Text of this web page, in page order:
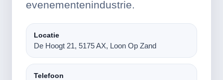
evenementenindustrie.
Locatie
De Hoogt 21, 5175 AX, Loon Op Zand
Telefoon